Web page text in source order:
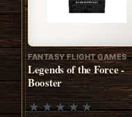
FANTASY FLIGHT GAMES
Legends of the Force -
Booster